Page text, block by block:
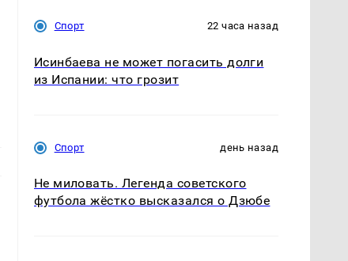
Спорт 22 часа назад
Исинбаева не может погасить долги
из Испании: что грозит
Спорт день назад
Не миловать. Легенда советского
футбола жёстко высказался о Дзюбе